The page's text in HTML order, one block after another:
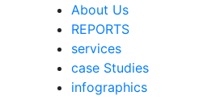
About Us
REPORTS
services
case Studies
infographics